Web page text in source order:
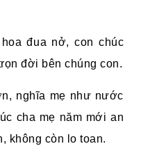
đua nở, con chúc
đời bên chúng con.
nghĩa mẹ như nước
cha mẹ năm mới an
không còn lo toan.